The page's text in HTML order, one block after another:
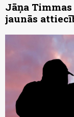
Jāņa
jaunās